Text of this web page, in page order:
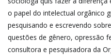
o papel do intelectual orgânico
pesquisando e escrevendo
questões de gênero, opressão
consultora e pesquisadora da